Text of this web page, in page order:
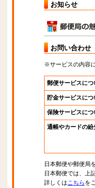
お知らせ
お問い合わせ
※サービスの内容
郵便サービスにつ
貯金サービスにつ
保険サービスにつ
通帳やカードの
日本郵便や郵便局
日本郵便では、上
詳しくはこちら を